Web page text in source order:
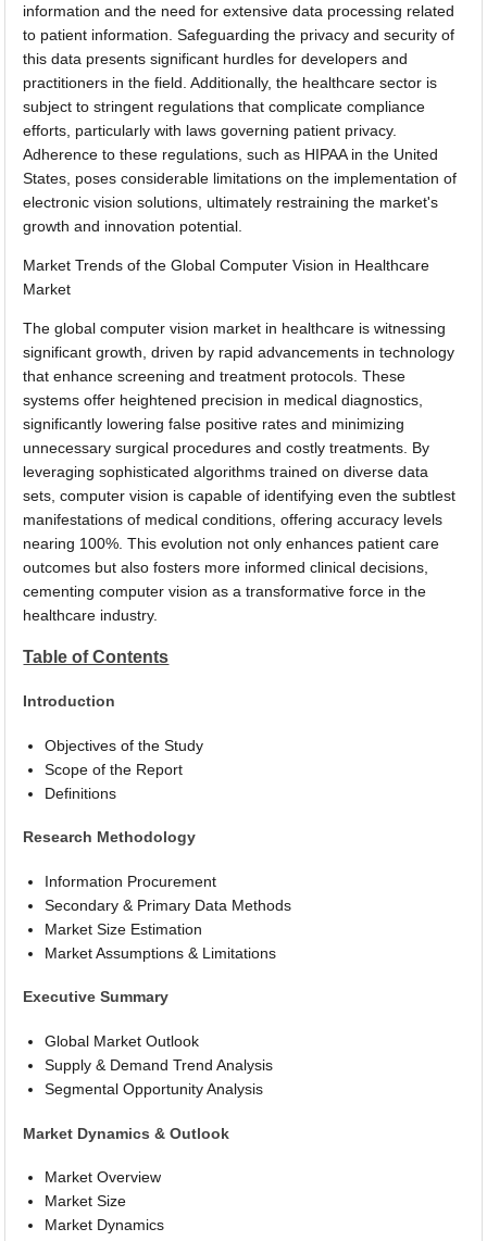
information and the need for extensive data processing related
to patient information. Safeguarding the privacy and security of
this data presents significant hurdles for developers and
practitioners in the field. Additionally, the healthcare sector is
subject to stringent regulations that complicate compliance
efforts, particularly with laws governing patient privacy.
Adherence to these regulations, such as HIPAA in the United
States, poses considerable limitations on the implementation of
electronic vision solutions, ultimately restraining the market's
growth and innovation potential.
Market Trends of the Global Computer Vision in Healthcare
Market
The global computer vision market in healthcare is witnessing
significant growth, driven by rapid advancements in technology
that enhance screening and treatment protocols. These
systems offer heightened precision in medical diagnostics,
significantly lowering false positive rates and minimizing
unnecessary surgical procedures and costly treatments. By
leveraging sophisticated algorithms trained on diverse data
sets, computer vision is capable of identifying even the subtlest
manifestations of medical conditions, offering accuracy levels
nearing 100%. This evolution not only enhances patient care
outcomes but also fosters more informed clinical decisions,
cementing computer vision as a transformative force in the
healthcare industry.
Table of Contents
Introduction
Objectives of the Study
Scope of the Report
Definitions
Research Methodology
Information Procurement
Secondary & Primary Data Methods
Market Size Estimation
Market Assumptions & Limitations
Executive Summary
Global Market Outlook
Supply & Demand Trend Analysis
Segmental Opportunity Analysis
Market Dynamics & Outlook
Market Overview
Market Size
Market Dynamics